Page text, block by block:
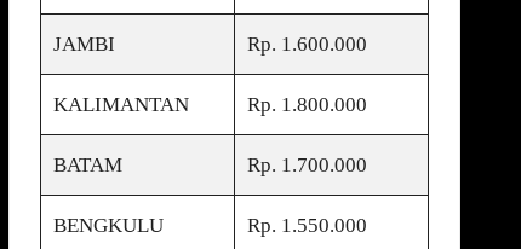
JAMBI Rp. 1.600.000
KALIMANTAN Rp. 1.800.000
BATAM Rp. 1.700.000
BENGKULU Rp. 1.550.000